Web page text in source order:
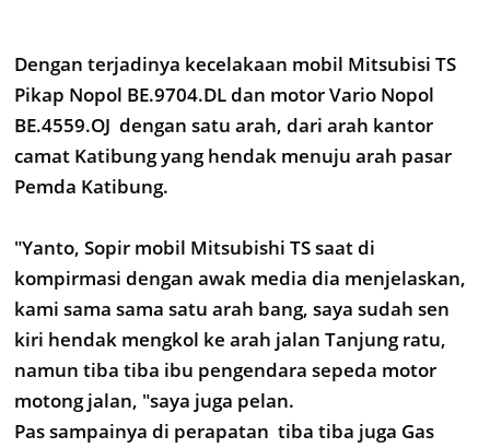
Dengan terjadinya kecelakaan mobil Mitsubisi TS
Pikap Nopol BE.9704.DL dan motor Vario Nopol
BE.4559.OJ dengan satu arah, dari arah kantor
camat Katibung yang hendak menuju arah pasar
Pemda Katibung.
"Yanto, Sopir mobil Mitsubishi TS saat di
kompirmasi dengan awak media dia menjelaskan,
kami sama sama satu arah bang, saya sudah sen
kiri hendak mengkol ke arah jalan Tanjung ratu,
namun tiba tiba ibu pengendara sepeda motor
motong jalan, "saya juga pelan.
Pas sampainya di perapatan tiba tiba juga Gas